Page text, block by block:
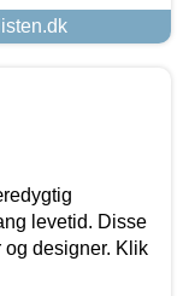
levetid. Disse
designer. Klik